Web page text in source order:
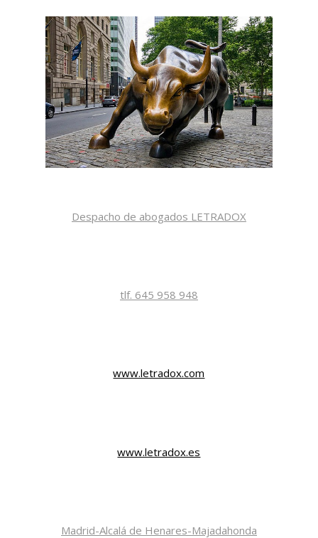
Despacho de abogados LETRADOX
tlf. 645 958 948
www.letradox.com
www.letradox.es
Madrid-Alcalá de Henares-Majadahonda